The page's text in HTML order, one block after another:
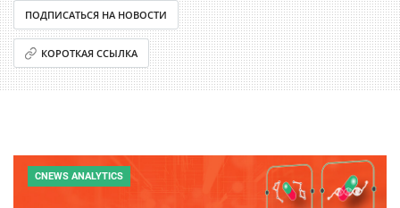
ПОДПИСАТЬСЯ НА НОВОСТИ
КОРОТКАЯ ССЫЛКА
CNEWS ANALYTICS